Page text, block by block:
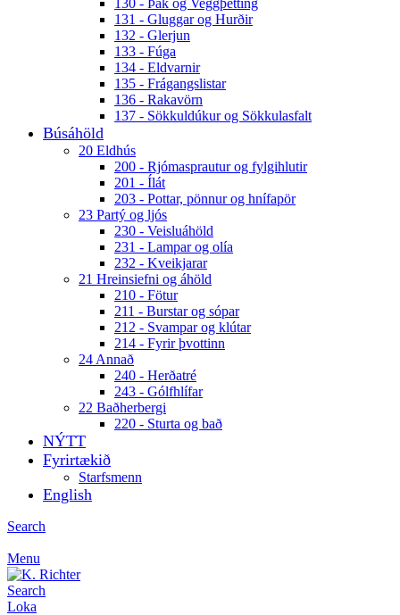
130 - Þak og Veggþétting
131 - Gluggar og Hurðir
132 - Glerjun
133 - Fúga
134 - Eldvarnir
135 - Frágangslistar
136 - Rakavörn
137 - Sökkuldúkur og Sökkulasfalt
Búsáhöld
20 Eldhús
200 - Rjómasprautur og fylgihlutir
201 - Ílát
203 - Pottar, pönnur og hnífapör
23 Partý og ljós
230 - Veisluáhöld
231 - Lampar og olía
232 - Kveikjarar
21 Hreinsiefni og áhöld
210 - Fötur
211 - Burstar og sópar
212 - Svampar og klútar
214 - Fyrir þvottinn
24 Annað
240 - Herðatré
243 - Gólfhlífar
22 Baðherbergi
220 - Sturta og bað
NÝTT
Fyrirtækið
Starfsmenn
English
Search
Menu
Search
Loka